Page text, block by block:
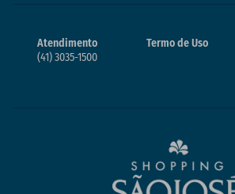
Atendimento
(41) 3035-1500
Termo de Uso